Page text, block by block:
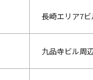
長崎エリア7
九品寺ビル周